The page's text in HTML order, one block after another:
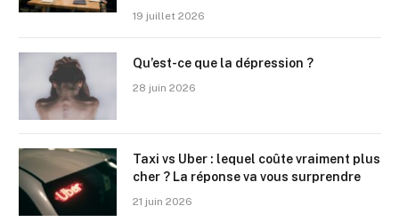
19 juillet 2026
Qu’est-ce que la dépression ?
28 juin 2026
Taxi vs Uber : lequel coûte vraiment plus
cher ? La réponse va vous surprendre
21 juin 2026